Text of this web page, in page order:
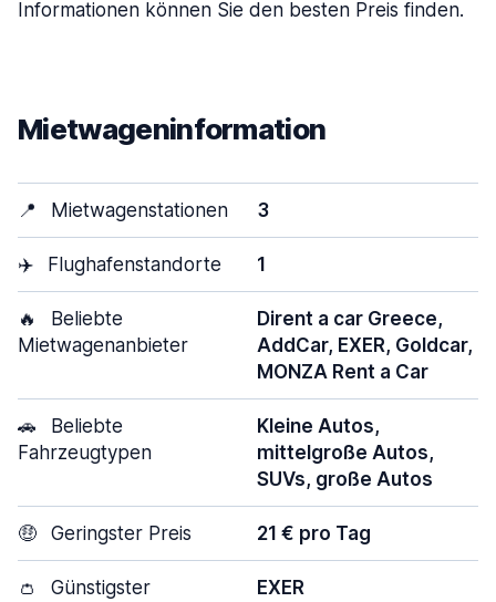
Informationen können Sie den besten Preis finden.
Mietwageninformation
📍 Mietwagenstationen 3
✈️ Flughafenstandorte 1
🔥
Beliebte
Mietwagenanbieter
Dirent a car Greece,
AddCar, EXER, Goldcar,
MONZA Rent a Car
🚗
Beliebte
Fahrzeugtypen
Kleine Autos,
mittelgroße Autos,
SUVs, große Autos
🤑 Geringster Preis 21 € pro Tag
👛
Günstigster
EXER